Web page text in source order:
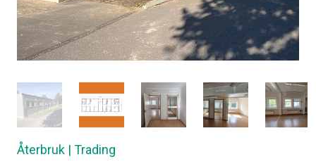
Återbruk | Trading